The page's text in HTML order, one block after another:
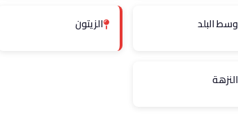
وسط البلد الزيتون
النزهة